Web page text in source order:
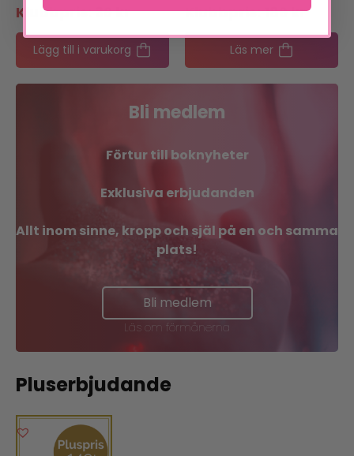
Klubbpris:39kr
Lägg till i varukorg
Klubbpris:189kr
Läs mer
Bli medlem
Förtur till boknyheter
Exklusiva erbjudanden
Allt inom sinne, kropp och själ på en och samma
plats!
Bli medlem
Läs om förmånerna
Pluserbjudande